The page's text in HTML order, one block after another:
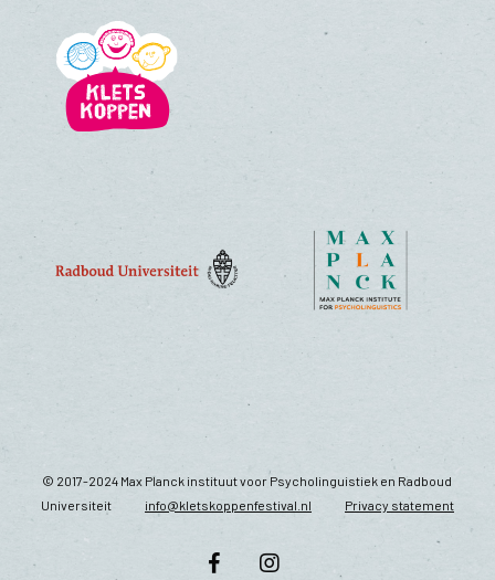
© 2017-2024 Max Planck instituut voor Psycholinguistiek en Radboud
Universiteit
info@kletskoppenfestival.nl Privacy statement
facebookinstagram